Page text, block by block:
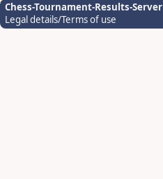
Chess-Tournament-Results-Server
Legal details/Terms of use